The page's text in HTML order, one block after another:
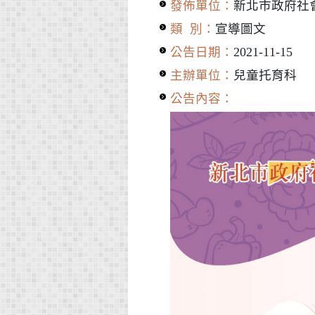
發佈單位： 新北市政府社
類 別： 宣導圖文
公告日期： 2021-11-15
主辦單位： 兒童托育科
公告內容：